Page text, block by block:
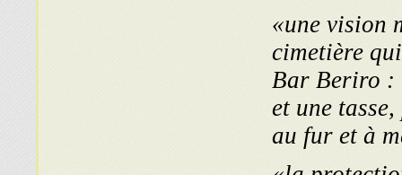
«une vision
cimetière
Bar Beriro :
et une
au fur et à